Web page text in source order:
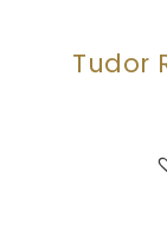
Tudor